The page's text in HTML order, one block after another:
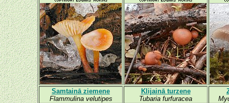
Samtainā ziemene
Flammulina velutipes
Klijainā turzene
Tubaria furfuracea